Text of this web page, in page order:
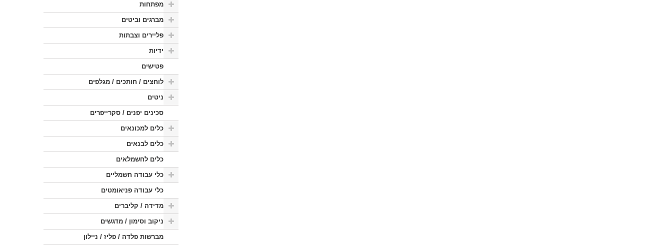
מפתחות
מברגים וביטים
פליירים וצבתות
ידיות
פטישים
לוחצים / חותכים / מגלפים
ניטים
סכינים יפנים / סקרייפרים
כלים למכונאים
כלים לבנאים
כלים לחשמלאים
כלי עבודה חשמליים
כלי עבודה פניאומטים
מדידה / קליברים
ניקוב וסימון / מדגשים
מברשות פלדה / פליז / ניילון